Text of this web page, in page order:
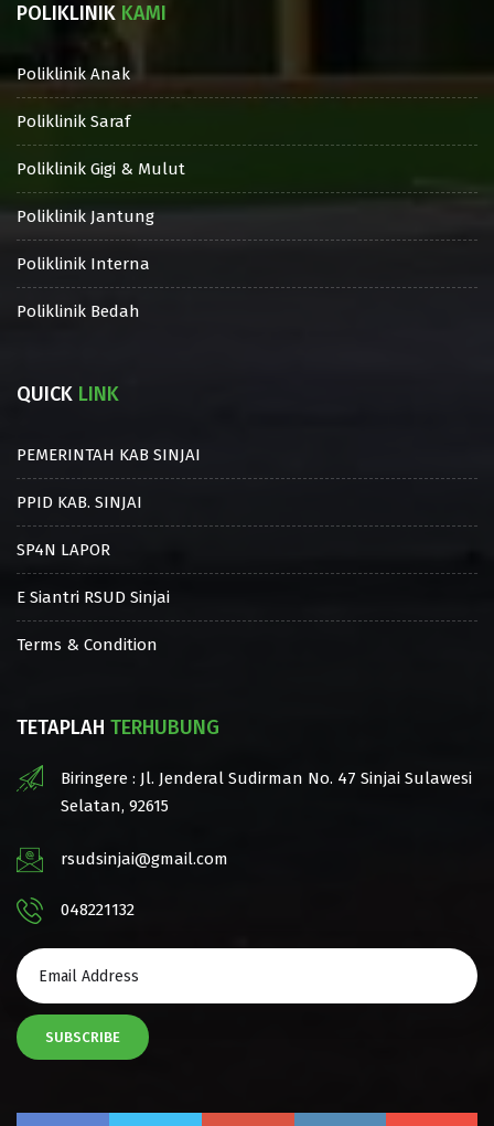
POLIKLINIK KAMI
Poliklinik Anak
Poliklinik Saraf
Poliklinik Gigi & Mulut
Poliklinik Jantung
Poliklinik Interna
Poliklinik Bedah
QUICK LINK
PEMERINTAH KAB SINJAI
PPID KAB. SINJAI
SP4N LAPOR
E Siantri RSUD Sinjai
Terms & Condition
TETAPLAH TERHUBUNG
Biringere : Jl. Jenderal Sudirman No. 47 Sinjai Sulawesi
Selatan, 92615
rsudsinjai@gmail.com
048221132